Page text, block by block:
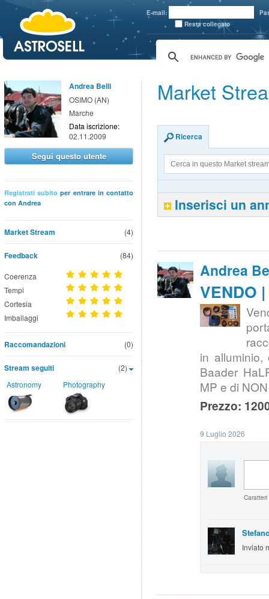
E-mail:
Resta collegato
Andrea Belli
OSIMO (AN)
Marche
Data iscrizione:
02.11.2009
Segui questo utente
Registrati subito per entrare in contatto
con Andrea
(4)
Market Stream
Feedback (84)
Coerenza
Tempi
Cortesia
Imballaggi
(0)
Raccomandazioni
(2)
Stream seguiti
Astronomy Photography
Market
Ricerca
Inserisci un
Andrea
VENDO
in
Baader
MP e di
Prezzo:
9 Luglio 2026
Inviato